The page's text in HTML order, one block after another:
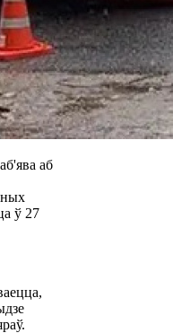
аб
ў 27